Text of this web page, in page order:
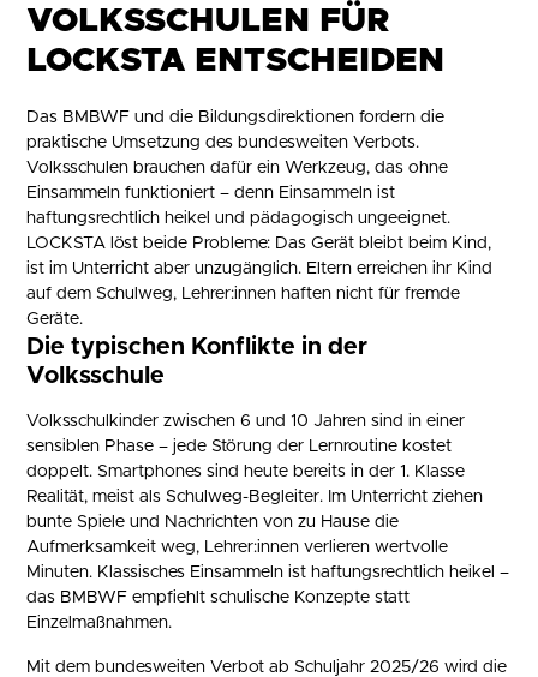
VOLKSSCHULEN FÜR
LOCKSTA ENTSCHEIDEN
Das BMBWF und die Bildungsdirektionen fordern die
praktische Umsetzung des bundesweiten Verbots.
Volksschulen brauchen dafür ein Werkzeug, das ohne
Einsammeln funktioniert – denn Einsammeln ist
haftungsrechtlich heikel und pädagogisch ungeeignet.
LOCKSTA löst beide Probleme: Das Gerät bleibt beim Kind,
ist im Unterricht aber unzugänglich. Eltern erreichen ihr Kind
auf dem Schulweg, Lehrer:innen haften nicht für fremde
Geräte.
Die typischen Konflikte in der
Volksschule
Volksschulkinder zwischen 6 und 10 Jahren sind in einer
sensiblen Phase – jede Störung der Lernroutine kostet
doppelt. Smartphones sind heute bereits in der 1. Klasse
Realität, meist als Schulweg-Begleiter. Im Unterricht ziehen
bunte Spiele und Nachrichten von zu Hause die
Aufmerksamkeit weg, Lehrer:innen verlieren wertvolle
Minuten. Klassisches Einsammeln ist haftungsrechtlich heikel –
das BMBWF empfiehlt schulische Konzepte statt
Einzelmaßnahmen.
Mit dem bundesweiten Verbot ab Schuljahr 2025/26 wird die